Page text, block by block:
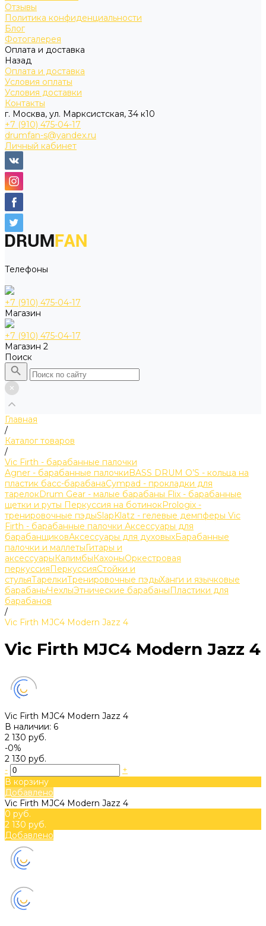
Отзывы
Политика конфиденциальности
Блог
Фотогалерея
Оплата и доставка
Назад
Оплата и доставка
Условия оплаты
Условия доставки
Контакты
г. Москва, ул. Марксистская, 34 к10
+7 (910) 475-04-17
drumfan-s@yandex.ru
Личный кабинет
Телефоны
+7 (910) 475-04-17
Магазин
+7 (910) 475-04-17
Магазин 2
Поиск
Главная
/
Каталог товаров
/
Vic Firth - барабанные палочки
Agner - барабанные палочкиBASS DRUM O’S - кольца на
пластик басс-барабанаCympad - прокладки для
тарелокDrum Gear - малые барабаны Flix - барабанные
щетки и руты Перкуссия на ботинокPrologix -
тренировочные пэдыSlapKlatz - гелевые демпферы Vic
Firth - барабанные палочки Аксессуары для
барабанщиковАксессуары для духовыхБарабанные
палочки и маллетыГитары и
аксессуарыКалимбыКахоныОркестровая
перкуссияПеркуссияСтойки и
стульяТарелкиТренировочные пэдыХанги и язычковые
барабаныЧехлыЭтнические барабаныПластики для
барабанов
/
Vic Firth MJC4 Modern Jazz 4
Vic Firth MJC4 Modern Jazz 4
Vic Firth MJC4 Modern Jazz 4
В наличии: 6
2 130 руб.
-0%
2 130 руб.
-
+
В корзину
Добавлено
Vic Firth MJC4 Modern Jazz 4
0 руб.
2 130 руб.
Добавлено